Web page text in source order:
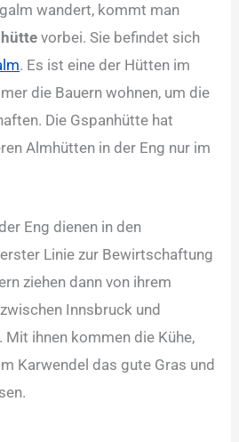
wandert, kommt man
vorbei. Sie befindet sich
. Es ist eine der Hütten im
die Bauern wohnen, um die
Die Gspanhütte hat
Almhütten in der Eng nur im
Eng dienen in den
Linie zur Bewirtschaftung
ziehen dann von ihrem
Innsbruck und
Mit ihnen kommen die Kühe,
Karwendel das gute Gras und